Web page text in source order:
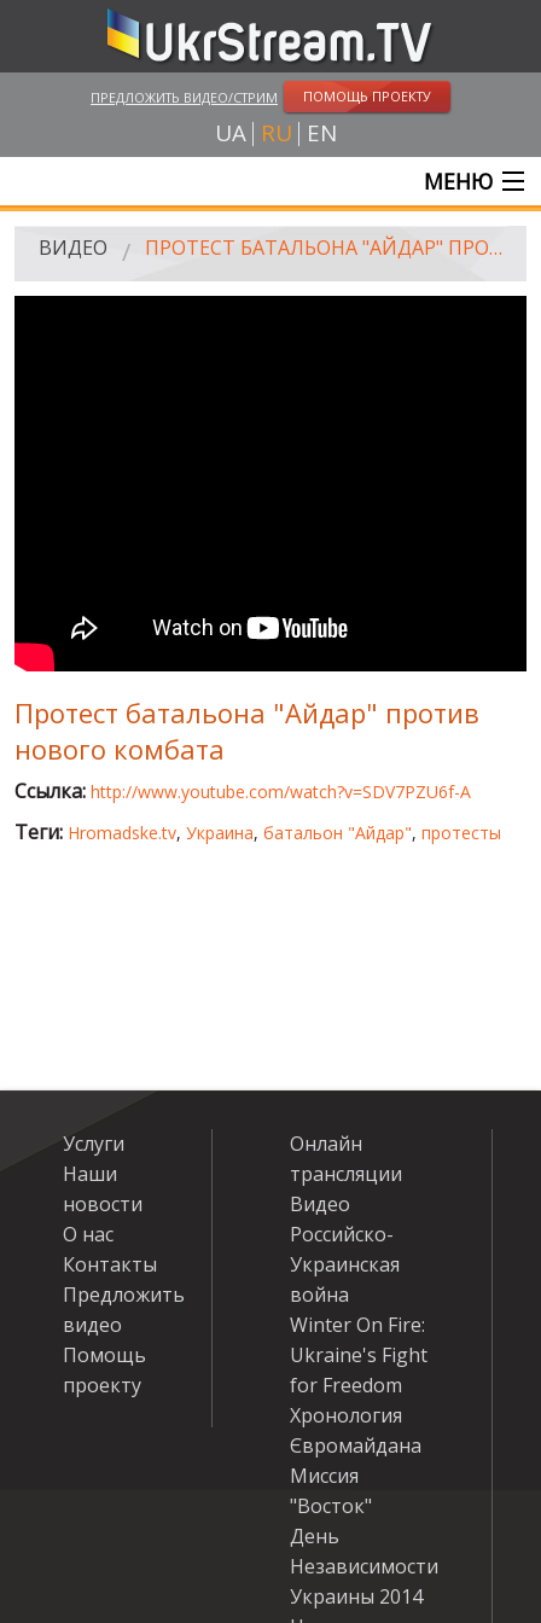
ПРЕДЛОЖИТЬ ВИДЕО/СТРИМ ПОМОЩЬ ПРОЕКТУ
UA RU EN
МЕНЮ
ГЛАВНАЯ
ПУБЛИЧНЫЕ ЛЮДИ
РОССИЙСКО-УКРАИНСКАЯ ВОЙНА
WINTER ON FIRE: UKRAINE'S FIGHT FOR FREEDOM
ХРОНОЛОГИЯ ЄВРОМАЙДАНА
ВИДЕО ПРОТЕСТ БАТАЛЬОНА "АЙДАР" ПРОТИВ НОВОГО КОМБАТА
Протест батальона "Айдар" против
нового комбата
Ссылка: http://www.youtube.com/watch?v=SDV7PZU6f-A
Теги: Hromadske.tv, Украина, батальон "Айдар", протесты
Услуги
Наши
новости
О нас
Контакты
Предложить
видео
Помощь
проекту
Онлайн
трансляции
Видео
Российско-
Украинская
война
Winter On Fire:
Ukraine's Fight
for Freedom
Хронология
Євромайдана
Миссия
"Восток"
День
Независимости
Украины 2014